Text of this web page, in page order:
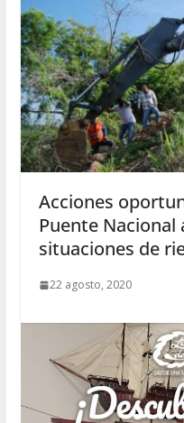
Acciones
Puente
situaciones de
22 agosto, 2020